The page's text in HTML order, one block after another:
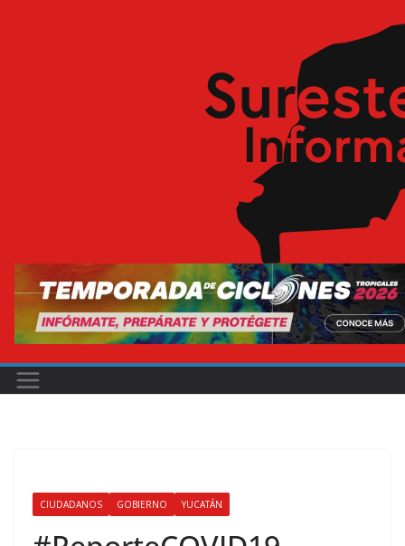
CIUDADANOS GOBIERNO YUCATÁN